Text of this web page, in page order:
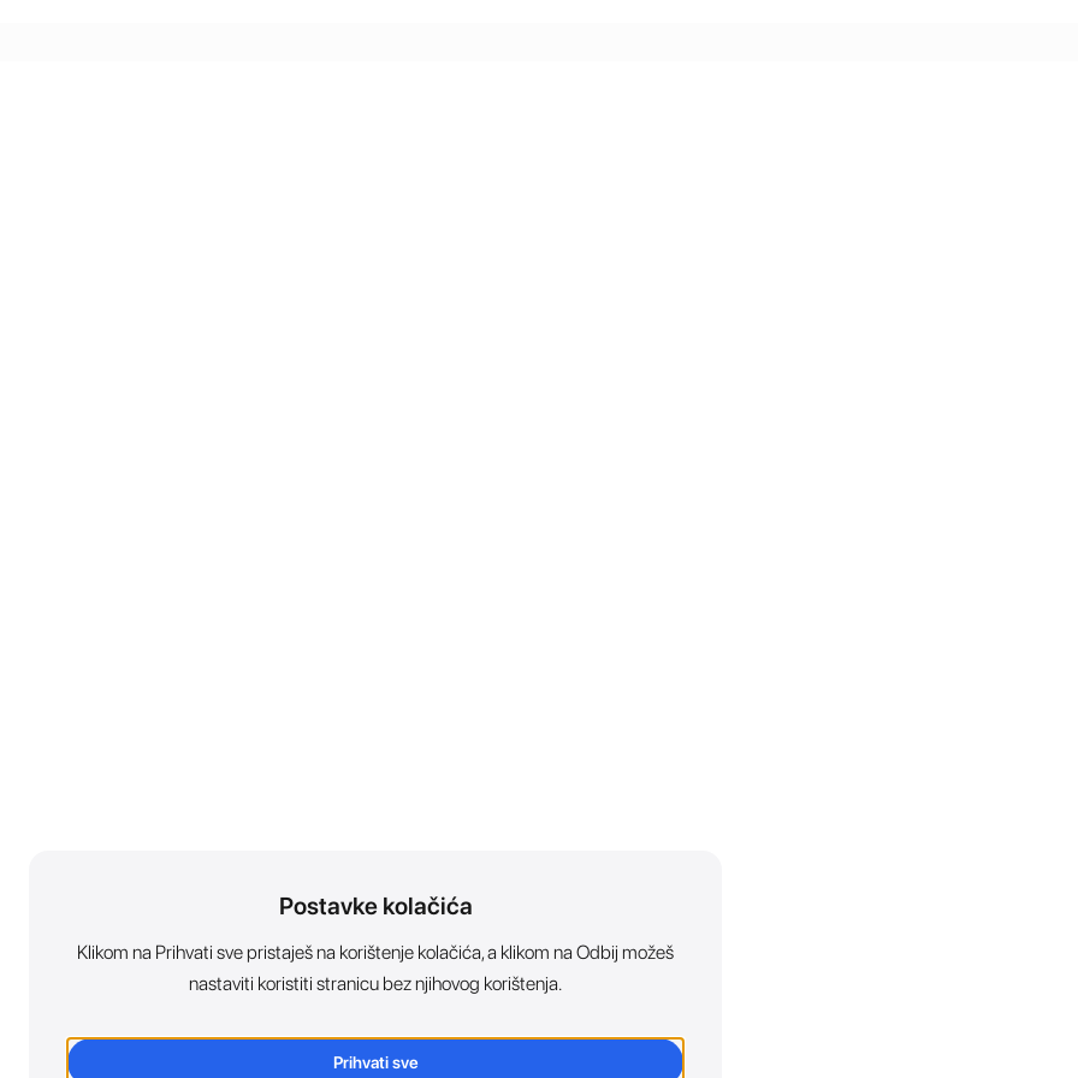
Postavke kolačića
Klikom na Prihvati sve pristaješ na korištenje kolačića, a klikom na Odbij možeš
nastaviti koristiti stranicu bez njihovog korištenja.
Prihvati sve